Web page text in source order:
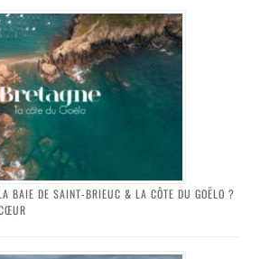
BAIE DE SAINT-BRIEUC & LA CÔTE DU GOËLO ?